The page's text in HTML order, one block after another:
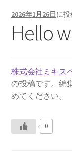
2026年1月26日に投
Hello
株式会社ミキス
の投稿です。編
めてください。
0